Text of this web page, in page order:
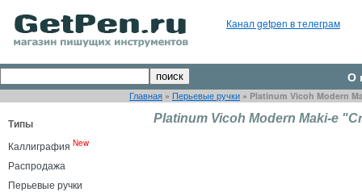
Канал getpen в телеграм
О
Главная » Перьевые ручки » Platinum Vicoh Modern
Типы
Каллиграфия New
Распродажа
Перьевые ручки
Platinum Vicoh Modern Maki-e